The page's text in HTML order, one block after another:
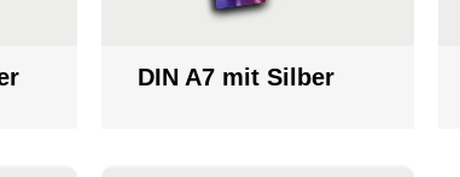
DIN A7 mit Silber